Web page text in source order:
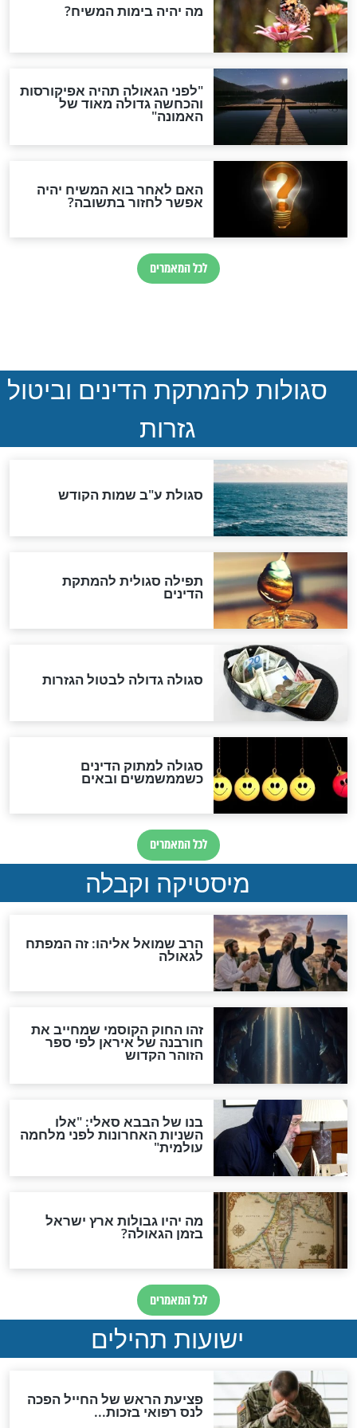
חדשות יהדות
הותר לפרסום: לוחמי מילואים
נהרגו בדרום לבנון
ההסכם החשאי של טראמפ
ואיראן: בלי שקיפות ועם הרבה
סימני שאלה
הנדיר של הרשב"ם התגלה
"מודה לקב"ה על כל השנים"
לכל המאמרים
אחרית הימים
האם אפשר לחשב את הקץ?
מה יהיה בימות המשיח?
"לפני הגאולה תהיה אפיקורסות
והכחשה גדולה מאוד של
האמונה"
האם לאחר בוא המשיח יהיה
אפשר לחזור בתשובה?
לכל המאמרים
להמתקת הדינים וביטול
גזרות
סגולת ע"ב שמות הקודש